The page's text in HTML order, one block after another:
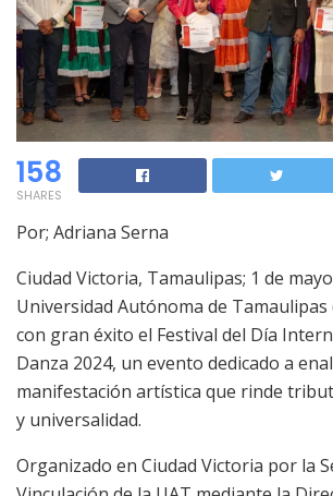
158
SHARES
Por; Adriana Serna
Ciudad Victoria, Tamaulipas; 1 de
Universidad Autónoma de Tamaulipas
con gran éxito el Festival del Día
Danza 2024, un evento dedicado a
manifestación artística que rinde
y universalidad.
Organizado en Ciudad Victoria por la